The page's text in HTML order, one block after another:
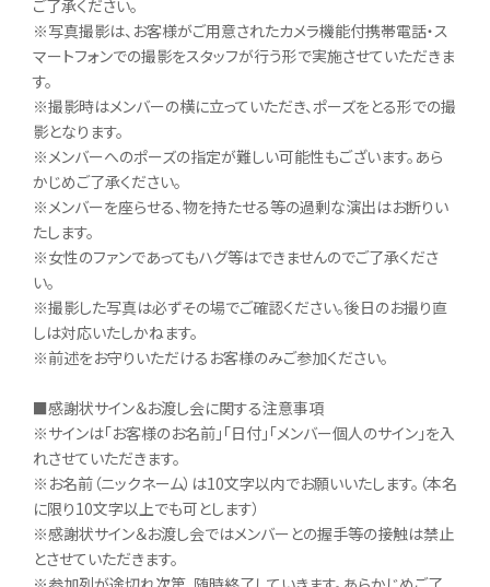
ご了承ください。
※写真撮影は、お客様がご用意されたカメラ機能付携帯電話・ス
マートフォンでの撮影をスタッフが行う形で実施させていただきま
す。
※撮影時はメンバーの横に立っていただき、ポーズをとる形での撮
影となります。
※メンバーへのポーズの指定が難しい可能性もございます。あら
かじめご了承ください。
※メンバーを座らせる、物を持たせる等の過剰な演出はお断りい
たします。
※女性のファンであってもハグ等はできませんのでご了承くださ
い。
※撮影した写真は必ずその場でご確認ください。後日のお撮り直
しは対応いたしかねます。
※前述をお守りいただけるお客様のみご参加ください。
■感謝状サイン＆お渡し会に関する注意事項
※サインは「お客様のお名前」「日付」「メンバー個人のサイン」を入
れさせていただきます。
※お名前（ニックネーム）は10文字以内でお願いいたします。（本名
に限り10文字以上でも可とします）
※感謝状サイン＆お渡し会ではメンバーとの握手等の接触は禁止
とさせていただきます。